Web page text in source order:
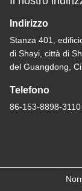
Indirizzo
Stanza 401,
di Shayi, città di
del Guangdong,
Telefono
86-153-8898-3110